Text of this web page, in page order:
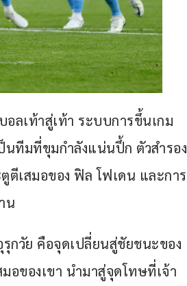
อลเท้าสู่เท้า ระบบการขึ้นเกม
นทีมที่ขุมกำลังแน่นปึ้ก ตัวสำรอง
ตีเสมอของ ฟิล โฟเดน และการ
น
กวัย คือจุดเปลี่ยนสู่ชัยชนะของ
อของเขา นำมาสู่จุดโทษที่เจ้า